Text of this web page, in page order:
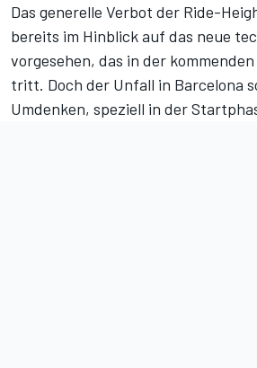
Das generelle Verbot der Ride-
bereits im Hinblick auf das neue
vorgesehen, das in der
tritt. Doch der Unfall in Barcelona
Umdenken, speziell in der